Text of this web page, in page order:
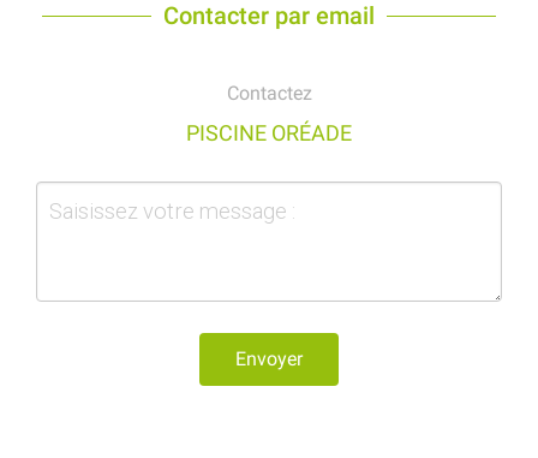
Contacter par email
Contactez
PISCINE ORÉADE
Envoyer